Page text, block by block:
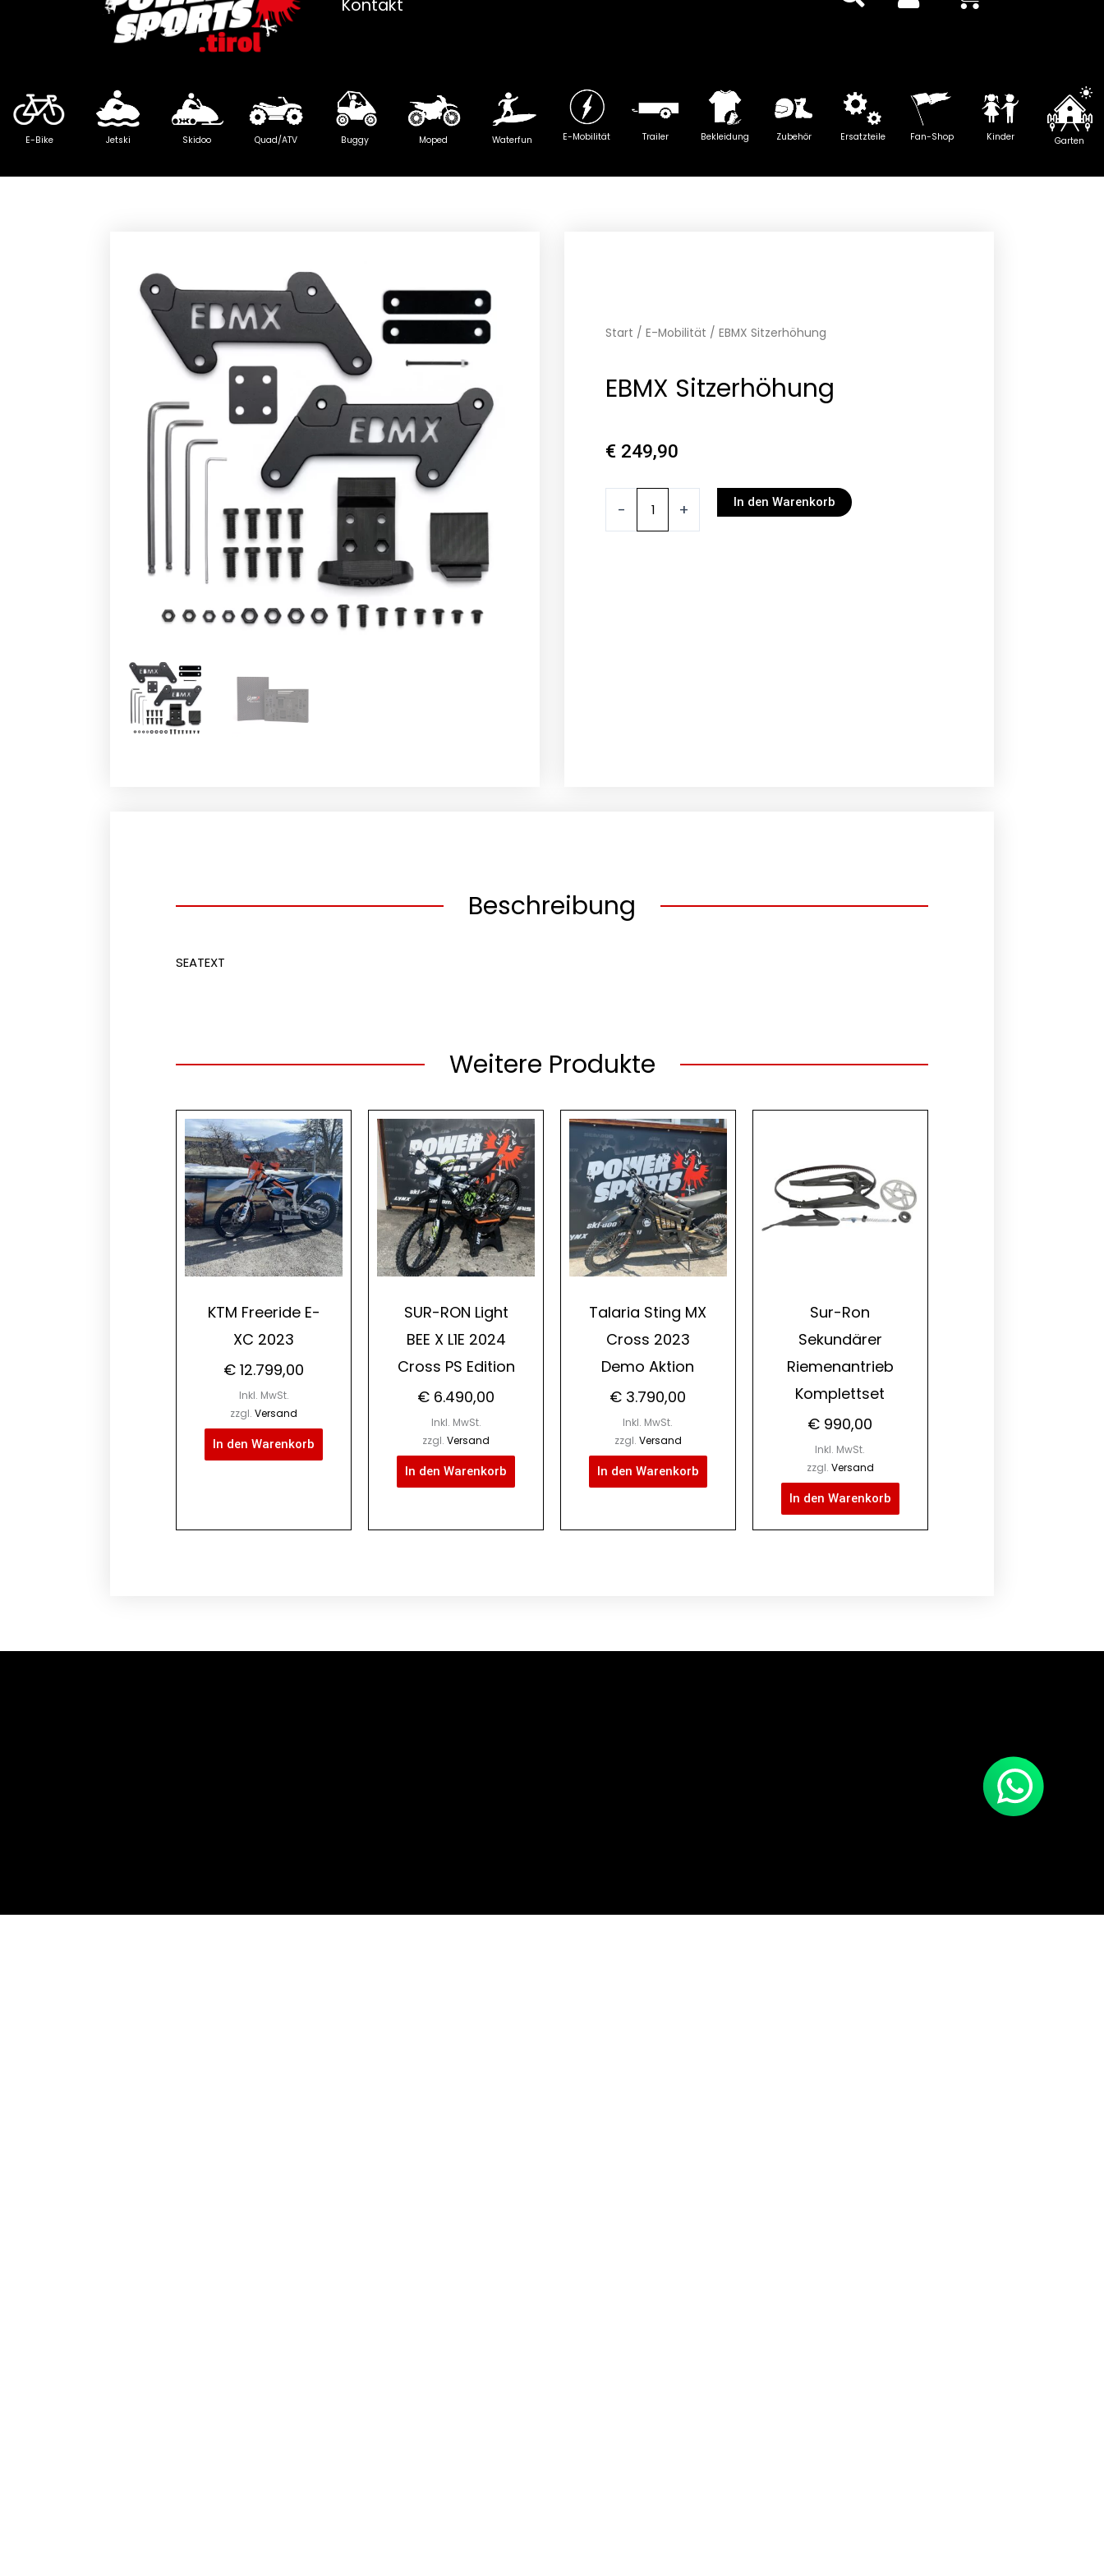
Kontakt
E-Bike Jetski Skidoo Quad/ATV Buggy Moped Waterfun E-Mobilität Trailer Bekleidung Zubehör Ersatzteile Fan-Shop Kinder Garten
Start / E-Mobilität / EBMX Sitzerhöhung
EBMX Sitzerhöhung
€ 249,90
- + In den Warenkorb
Beschreibung
SEATEXT
Weitere Produkte
KTM Freeride E-
XC 2023
€ 12.799,00
Inkl. MwSt.
zzgl.Versand
In den Warenkorb
SUR-RON Light
BEE X L1E 2024
Cross PS Edition
€ 6.490,00
Inkl. MwSt.
zzgl.Versand
In den Warenkorb
Talaria Sting MX
Cross 2023
Demo Aktion
€ 3.790,00
Inkl. MwSt.
zzgl. Versand
In den Warenkorb
Sur-Ron
Sekundärer
Riemenantrieb
Komplettset
€ 990,00
Inkl. MwSt.
zzgl. Versand
In den Warenkorb